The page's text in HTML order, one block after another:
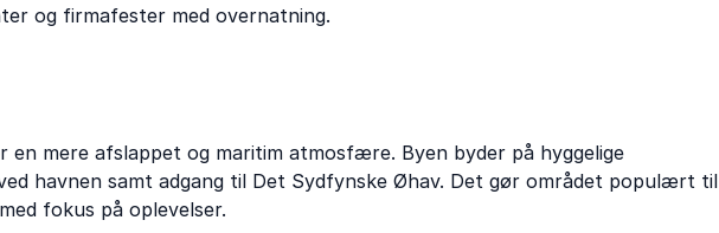
og firmafester med overnatning.
en mere afslappet og maritim atmosfære. Byen byder på hyggelige
havnen samt adgang til Det Sydfynske Øhav. Det gør området populært til
fokus på oplevelser.